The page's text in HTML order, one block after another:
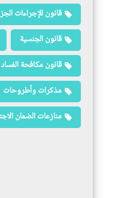
قانون الإجراءات
قانون الجنسية
قانون مكافحة الفساد
مذكرات وأطروحات
منازعات الضمان